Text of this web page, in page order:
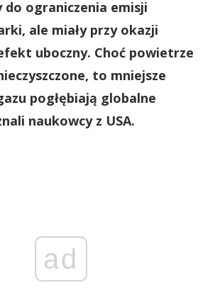
do ograniczenia emisji
ale miały przy okazji
uboczny. Choć powietrze
to mniejsze
pogłębiają globalne
naukowcy z USA.
ad